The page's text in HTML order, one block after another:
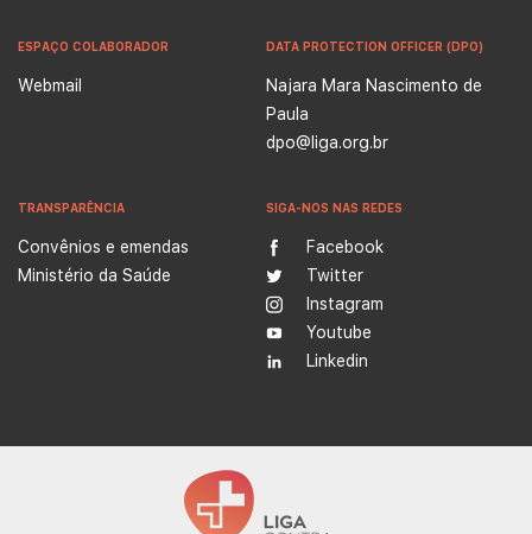
ESPAÇO COLABORADOR
Webmail
DATA PROTECTION OFFICER (DPO)
Najara Mara Nascimento de
Paula
dpo@liga.org.br
TRANSPARÊNCIA
Convênios e emendas
Ministério da Saúde
SIGA-NOS NAS REDES
Facebook
Twitter
Instagram
Youtube
Linkedin